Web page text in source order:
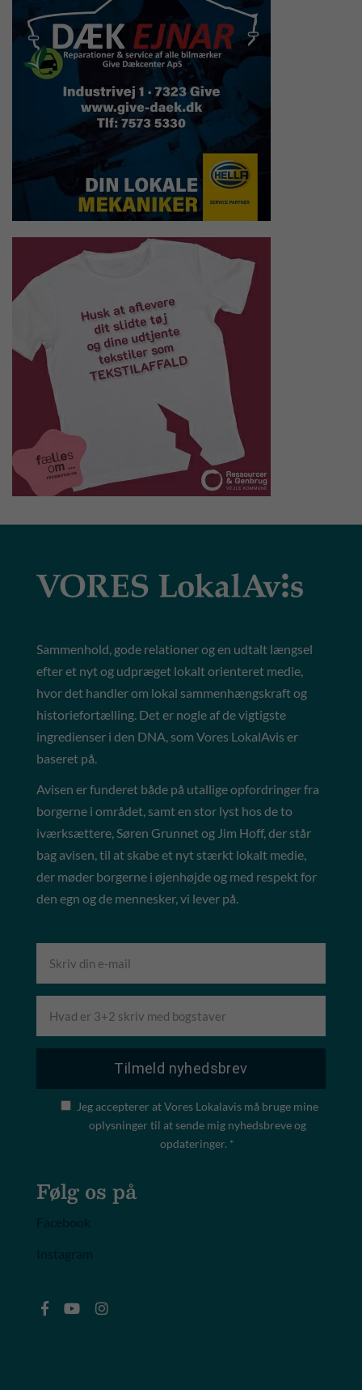
Sammenhold, gode relationer og en udtalt længsel
efter et nyt og udpræget lokalt orienteret medie,
hvor det handler om lokal sammenhængskraft og
historiefortælling. Det er nogle af de vigtigste
ingredienser i den DNA, som Vores LokalAvis er
baseret på.
Avisen er funderet både på utallige opfordringer fra
borgerne i området, samt en stor lyst hos de to
iværksættere, Søren Grunnet og Jim Hoff, der står
bag avisen, til at skabe et nyt stærkt lokalt medie,
der møder borgerne i øjenhøjde og med respekt for
den egn og de mennesker, vi lever på.
Jeg accepterer at Vores Lokalavis må bruge mine
oplysninger til at sende mig nyhedsbreve og
opdateringer. *
Følg os på